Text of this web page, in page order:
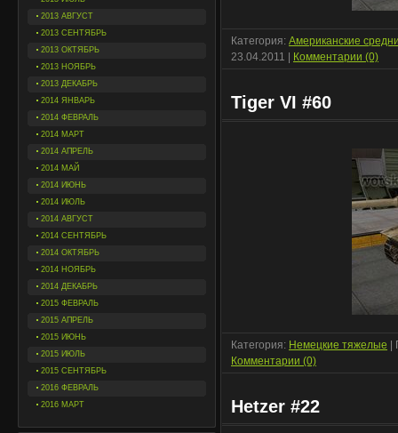
2013 АВГУСТ
2013 СЕНТЯБРЬ
2013 ОКТЯБРЬ
2013 НОЯБРЬ
2013 ДЕКАБРЬ
2014 ЯНВАРЬ
2014 ФЕВРАЛЬ
2014 МАРТ
2014 АПРЕЛЬ
2014 МАЙ
2014 ИЮНЬ
2014 ИЮЛЬ
2014 АВГУСТ
2014 СЕНТЯБРЬ
2014 ОКТЯБРЬ
2014 НОЯБРЬ
2014 ДЕКАБРЬ
2015 ФЕВРАЛЬ
2015 АПРЕЛЬ
2015 ИЮНЬ
2015 ИЮЛЬ
2015 СЕНТЯБРЬ
2016 ФЕВРАЛЬ
2016 МАРТ
Категория: Американские
23.04.2011
Комментарии (0)
Tiger VI #60
Категория: Немецкие тяжелые
Комментарии (0)
Hetzer #22